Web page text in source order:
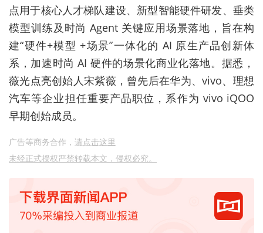
点用于核心人才梯队建设、新型智能硬件研发、垂类
模型训练及时尚 Agent 关键应用场景落地，旨在构
建“硬件+模型 +场景”一体化的 AI 原生产品创新体
系，加速时尚 AI 硬件的场景化商业化落地。据悉，
薇光点亮创始人宋紫薇，曾先后在华为、vivo、理想
汽车等企业担任重要产品职位，系作为 vivo iQOO
早期创始成员。
广告等商务合作， 请点击这里
未经正式授权严禁转载本文，侵权必究。